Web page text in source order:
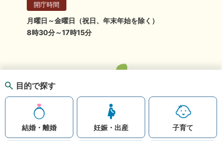
目的で探す
結婚・離婚 妊娠・出産 子育て
開庁時間
月曜日～金曜日（祝日、年末年始を除く）
8時30分～17時15分